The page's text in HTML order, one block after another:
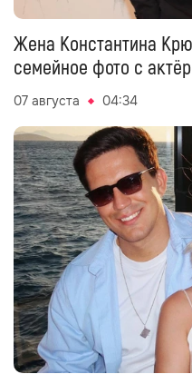
Жена Константина
семейное фото с
07 августа 04:34